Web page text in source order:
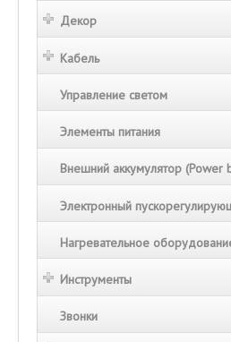
Декор
Кабель
Управление светом
Элементы питания
Внешний аккумулятор (Power
Электронный
Нагревательное
Инструменты
Звонки